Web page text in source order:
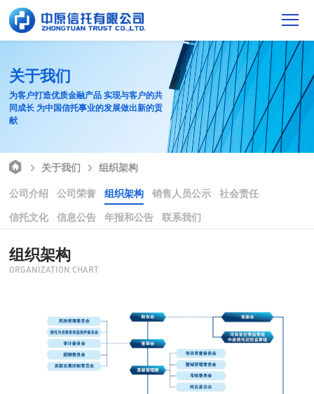
关于我们
为客户打造优质金融产品 实现与客户的共
同成长 为中国信托事业的发展做出新的贡
献
关于我们
组织架构
公司介绍
公司荣誉 组织架构 销售人员公示
社会责任
信托文化
信息公告 年报和公告 联系我们
组织架构
ORGANIZATION CHART